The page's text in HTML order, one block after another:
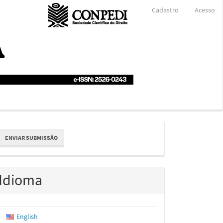
Cadastro Acesso
ENVIAR SUBMISSÃO
Idioma
English